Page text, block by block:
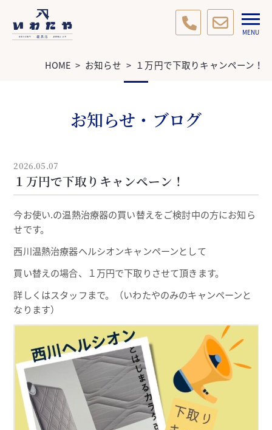
HOME > お知らせ > １万円で下取りキャンペーン！
お知らせ・ブログ
2026.05.07
１万円で下取りキャンペーン！
今お使い.の温熱治療器の買い替えをご検討中の方にお知ら
せです。
西川温熱治療器ヘルシオンキャンペーンとして
買い替えの場合、１万円で下取りさせて頂きます。
詳しくはスタッフまで。（いわたやのみのキャンペーンと
なります）